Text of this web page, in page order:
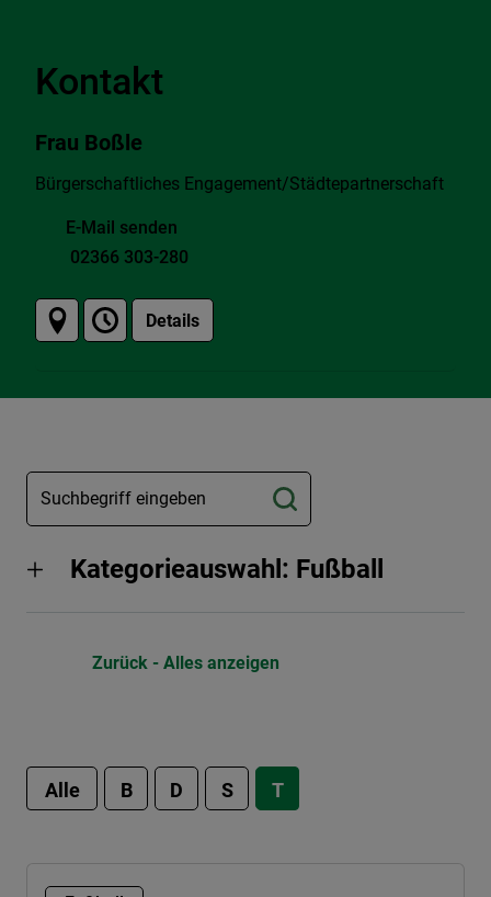
Kontakt
Frau Boßle
Bürgerschaftliches Engagement/Städtepartnerschaft
E-Mail senden
02366 303-280
Details
Kategorieauswahl: Fußball
Zurück - Alles anzeigen
Alle B D S T